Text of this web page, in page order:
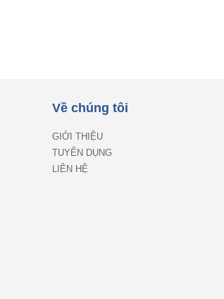
Về chúng tôi
GIỚI THIỆU
TUYỂN DỤNG
LIÊN HỆ